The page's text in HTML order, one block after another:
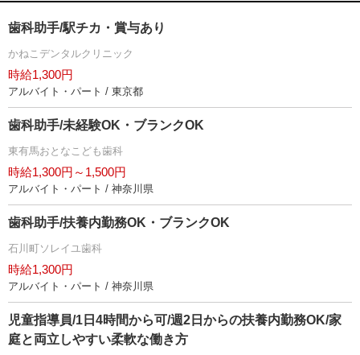
歯科助手/駅チカ・賞与あり
かねこデンタルクリニック
時給1,300円
アルバイト・パート / 東京都
歯科助手/未経験OK・ブランクOK
東有馬おとなこども歯科
時給1,300円～1,500円
アルバイト・パート / 神奈川県
歯科助手/扶養内勤務OK・ブランクOK
石川町ソレイユ歯科
時給1,300円
アルバイト・パート / 神奈川県
児童指導員/1日4時間から可/週2日からの扶養内勤務OK/家
庭と両立しやすい柔軟な働き方